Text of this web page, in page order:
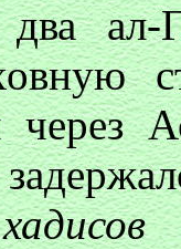
ал-
хадисов